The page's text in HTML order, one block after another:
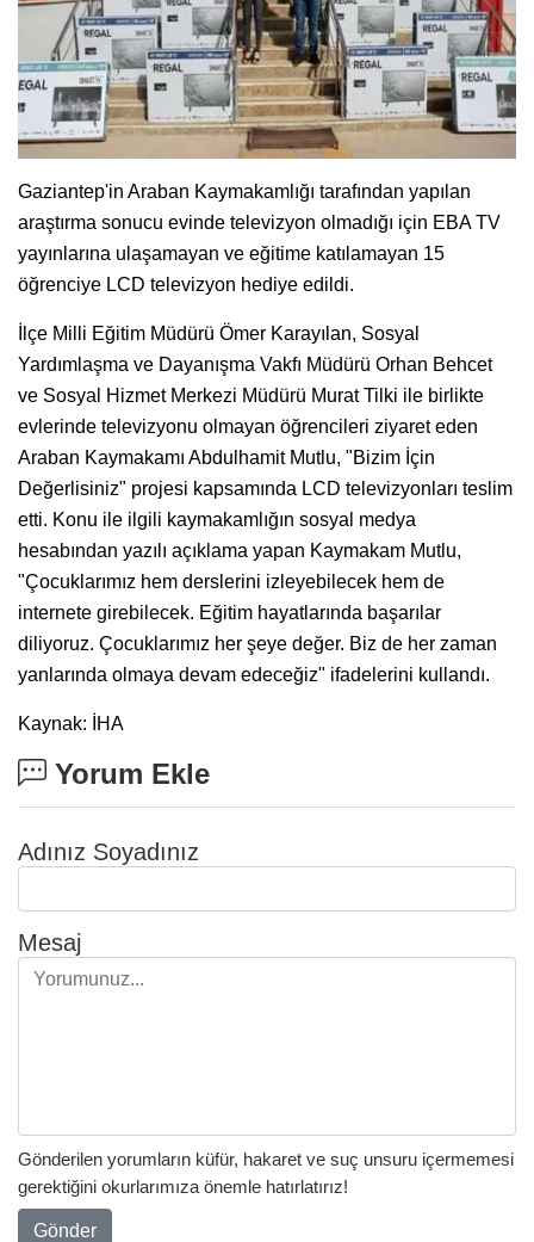
Gaziantep'in Araban Kaymakamlığı tarafından yapılan
araştırma sonucu evinde televizyon olmadığı için EBA TV
yayınlarına ulaşamayan ve eğitime katılamayan 15
öğrenciye LCD televizyon hediye edildi.
İlçe Milli Eğitim Müdürü Ömer Karayılan, Sosyal
Yardımlaşma ve Dayanışma Vakfı Müdürü Orhan Behcet
ve Sosyal Hizmet Merkezi Müdürü Murat Tilki ile birlikte
evlerinde televizyonu olmayan öğrencileri ziyaret eden
Araban Kaymakamı Abdulhamit Mutlu, "Bizim İçin
Değerlisiniz" projesi kapsamında LCD televizyonları teslim
etti. Konu ile ilgili kaymakamlığın sosyal medya
hesabından yazılı açıklama yapan Kaymakam Mutlu,
"Çocuklarımız hem derslerini izleyebilecek hem de
internete girebilecek. Eğitim hayatlarında başarılar
diliyoruz. Çocuklarımız her şeye değer. Biz de her zaman
yanlarında olmaya devam edeceğiz" ifadelerini kullandı.
Kaynak: İHA
Yorum Ekle
Adınız Soyadınız
Mesaj
Gönderilen yorumların küfür, hakaret ve suç unsuru içermemesi
gerektiğini okurlarımıza önemle hatırlatırız!
Gönder